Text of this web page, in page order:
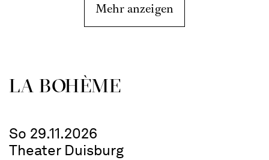
Mehr anzeigen
LA BOHÈME
So 29.11.2026
Theater Duisburg